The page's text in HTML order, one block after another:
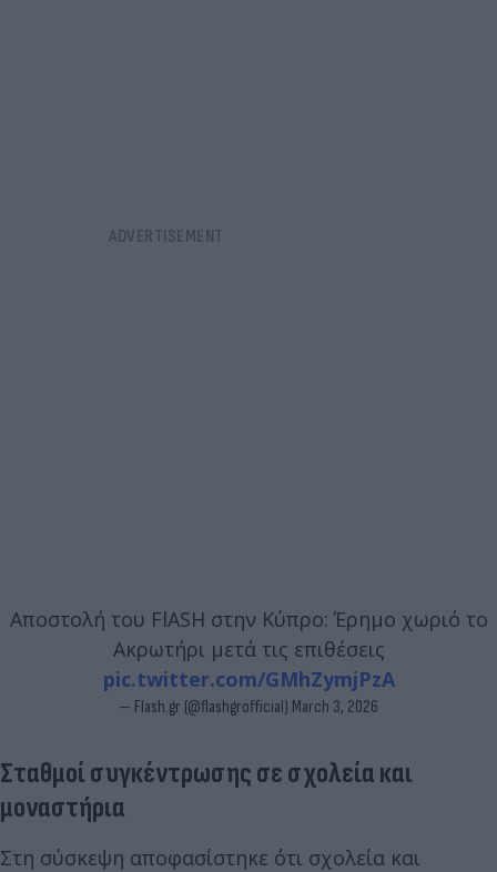
Αποστολή του FlASH στην Κύπρο: Έρημο χωριό το
Ακρωτήρι μετά τις επιθέσεις
pic.twitter.com/GMhZymjPzA
— Flash.gr (@flashgrofficial) March 3, 2026
Σταθμοί συγκέντρωσης σε σχολεία και
μοναστήρια
Στη σύσκεψη αποφασίστηκε ότι σχολεία και